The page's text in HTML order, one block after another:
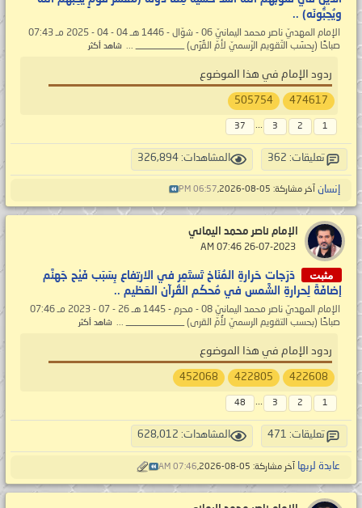
ويُحِبُّونَه) ..
الإمام المهديّ ناصر محمد اليمانيّ 06 - شوّال - 1446 هـ 04 - 04 - 2025 مـ 07:43
صباحًا (بِحسَب التّقويم الرّسميّ لأمّ القُرَى) __________ ... شاهد أكثر
ردود الإمام في هذا الموضوع
474617
505754
1
2
3
...
37
تعليقات: 362 المشاهدات: 326,894
إنسان آخر مشاركة: 05-08-2026, 06:57 PM
الإمام ناصر محمد اليماني
مثبت
دَرَجات حَرارةِ المُنَاخ تَستَمِر في الارتِفاع بِسَبَب فَيْح جَهنَّم
إضافَةً لِحرارةِ الشَّمس في مُحكَم القُرآن العَظيم ..
الإمام المهديّ ناصر محمد اليمانيّ 08 - محرم - 1445 هـ 26 - 07 - 2023 مـ 07:46
صباحًا (بحسب التقويم الرسميّ لأُمّ القرى) ____________ ... شاهد أكثر
ردود الإمام في هذا الموضوع
422608
422805
452068
1
2
3
...
48
تعليقات: 471 المشاهدات: 628,012
عابدة لربها آخر مشاركة: 05-08-2026, 07:46 AM